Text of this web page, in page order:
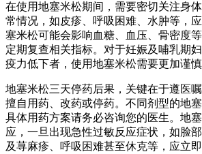
在使用地塞米松期间，需要密切关注身
常情况，如皮疹、呼吸困难、水肿等，
塞米松可能会影响血糖、血压、骨密度
定期复查相关指标。对于妊娠及哺乳期
疫力低下者，使用地塞米松需要更加谨慎
地塞米松三天停药后果，关键在于遵医
擅自用药、改药或停药。不同剂型的地
具体用药方案请务必咨询您的医生。地
应，一旦出现急性过敏反应症状，如脸
及荨麻疹、呼吸困难甚至休克等，应立